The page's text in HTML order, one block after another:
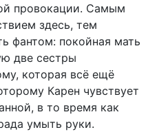
провокации. Самым
здесь, тем
фантом: покойная мать
две сестры
которая всё ещё
Карен чувствует
в то время как
умыть руки.